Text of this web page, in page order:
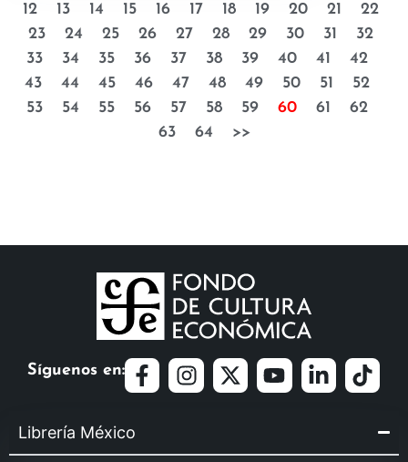
12
13 14 15 16 17 18 19 20 21
22
23
24 25 26 27 28 29 30 31
32
33
34 35 36 37 38 39 40 41
42
43
44 45 46 47 48 49 50 51
52
53
54 55 56 57 58 59 60 61
62
63
64 >>
Síguenos en:
Librería México